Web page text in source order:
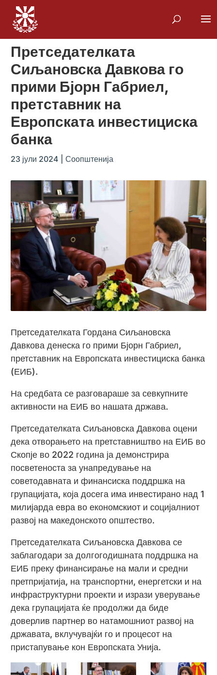
Претседателката
Сиљановска Давкова го
прими Бјорн Габриел,
претставник на
Европската инвестициска
банка
23 јули 2024 |Соопштенија
Претседателката Гордана Сиљановска
Давкова денеска го прими Бјорн Габриел,
претставник на Европската инвестициска банка
(ЕИБ).
На средбата се разговараше за севкупните
активности на ЕИБ во нашата држава.
Претседателката Сиљановска Давкова оцени
дека отворањето на претставништво на ЕИБ во
Скопје во 2022 година ја демонстрира
посветеноста за унапредување на
советодавната и финансиска поддршка на
групацијата, која досега има инвестирано над 1
милијарда евра во економскиот и социјалниот
развој на македонското општество.
Претседателката Сиљановска Давкова се
заблагодари за долгогодишната поддршка на
ЕИБ преку финансирање на мали и средни
претпријатија, на транспортни, енергетски и на
инфраструктурни проекти и изрази уверување
дека групацијата ќе продолжи да биде
доверлив партнер во натамошниот развој на
државата, вклучувајќи го и процесот на
пристапување кон Европската Унија.